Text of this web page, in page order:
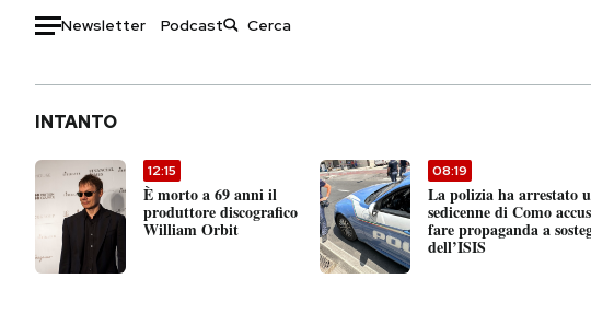
Newsletter Podcast
HOME
Mondo
Politica
Tecnologia
Libri
Consumismi
Storie/Idee
INTANTO
12:15
È morto a 69 anni il
produttore discografico
William Orbit
08:19
La polizia ha arrestato
sedicenne di Como
fare propaganda a
dell’ISIS